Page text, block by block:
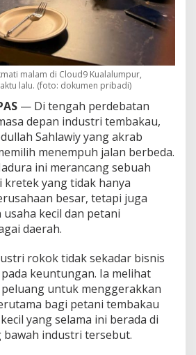
a
s
a
B
e
r
b
a
s
i
s
R
a
y
a
t
malam di Cloud9 Kualalumpur,
lalu. (foto: dokumen pribadi)
— Di tengah perdebatan
depan industri tembakau,
Sahlawiy yang akrab
menempuh jalan berbeda.
ini merancang sebuah
yang tidak hanya
besar, tetapi juga
kecil dan petani
daerah.
rokok tidak sekadar bisnis
keuntungan. Ia melihat
untuk menggerakkan
bagi petani tembakau
yang selama ini berada di
industri tersebut.